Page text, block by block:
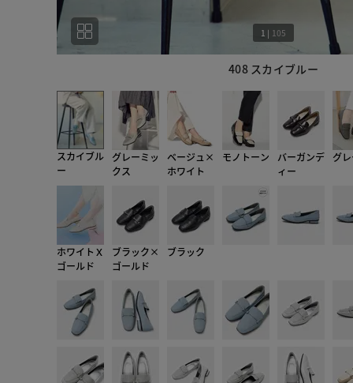
408 スカイブルー
1 | 105
スカイブル
ー
グレーミッ
クス
ベージュ×
ホワイト
モノトーン
バーガンデ
ィー
グ
ホワイトＸ
ゴールド
ブラック×
ゴールド
ブラック